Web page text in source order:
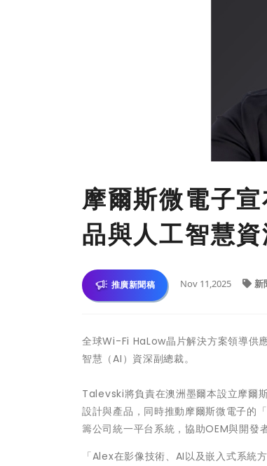
摩爾斯微電子
品與人工智慧
推廣新聞稿 Nov 11,2025 新
全球Wi-Fi HaLow晶片解決方案領導供
智慧（AI）資深副總裁。
Talevski將負責在澳洲墨爾本設立摩爾
設計與產品，同時推動摩爾斯微電子的
籌公司統一平台系統，協助OEM與開發
「Alex在影像技術、AI以及嵌入式系